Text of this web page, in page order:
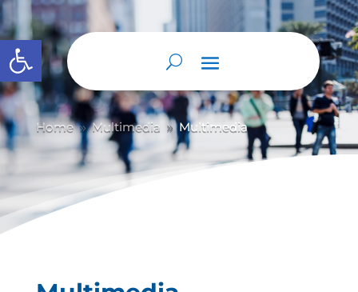
Abrir barra de herramientas
Home 9 Multimedia 9 Multimedia